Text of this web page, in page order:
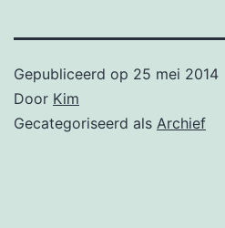
Gepubliceerd op 25 mei 2014
Door Kim
Gecategoriseerd als Archief